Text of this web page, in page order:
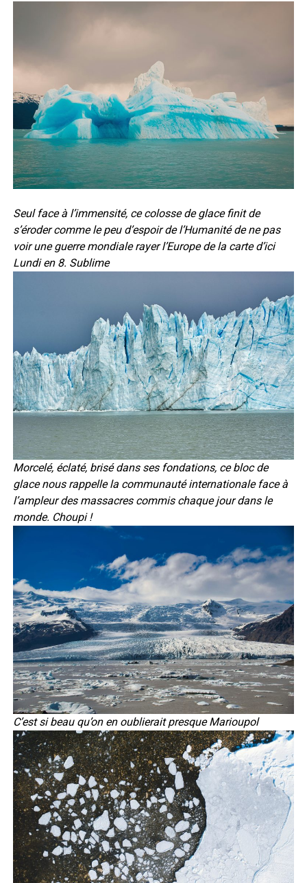
Seul face à l’immensité, ce colosse de glace finit de
s’éroder comme le peu d’espoir de l’Humanité de ne pas
voir une guerre mondiale rayer l’Europe de la carte d’ici
Lundi en 8. Sublime
Morcelé, éclaté, brisé dans ses fondations, ce bloc de
glace nous rappelle la communauté internationale face à
l’ampleur des massacres commis chaque jour dans le
monde. Choupi !
C’est si beau qu’on en oublierait presque Marioupol